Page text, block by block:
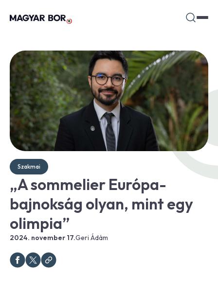
Szakmai
„A sommelier Európa-
bajnokság olyan, mint egy
olimpia”
2024. november 17.Geri Ádám